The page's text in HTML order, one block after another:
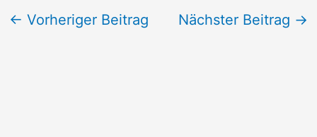
← Vorheriger Beitrag Nächster Beitrag →